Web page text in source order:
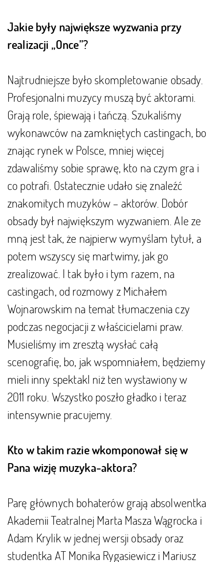
Jakie były największe wyzwania przy
realizacji „Once”?
Najtrudniejsze było skompletowanie obsady.
Profesjonalni muzycy muszą być aktorami.
Grają role, śpiewają i tańczą. Szukaliśmy
wykonawców na zamkniętych castingach, bo
znając rynek w Polsce, mniej więcej
zdawaliśmy sobie sprawę, kto na czym gra i
co potrafi. Ostatecznie udało się znaleźć
znakomitych muzyków – aktorów. Dobór
obsady był największym wyzwaniem. Ale ze
mną jest tak, że najpierw wymyślam tytuł, a
potem wszyscy się martwimy, jak go
zrealizować. I tak było i tym razem, na
castingach, od rozmowy z Michałem
Wojnarowskim na temat tłumaczenia czy
podczas negocjacji z właścicielami praw.
Musieliśmy im zresztą wysłać całą
scenografię, bo, jak wspomniałem, będziemy
mieli inny spektakl niż ten wystawiony w
2011 roku. Wszystko poszło gładko i teraz
intensywnie pracujemy.
Kto w takim razie wkomponował się w
Pana wizję muzyka-aktora?
Parę głównych bohaterów grają absolwentka
Akademii Teatralnej Marta Masza Wągrocka i
Adam Krylik w jednej wersji obsady oraz
studentka AT Monika Rygasiewicz i Mariusz